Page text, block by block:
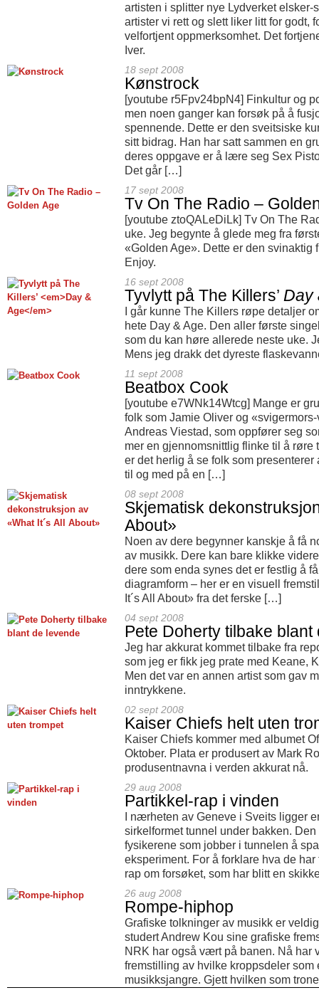
artisten i splitter nye Lydverket elsker-
artister vi rett og slett liker litt for godt,
velfortjent oppmerksomhet. Det
Iver.
18 sept 2008
Kønstrock
[youtube r5Fpv24bpN4] Finkultur og
men noen ganger kan forsøk på å
spennende. Dette er den sveitsiske
sitt bidrag. Han har satt sammen en
deres oppgave er å lære seg Sex
Det går […]
17 sept 2008
Tv On The Radio –
[youtube ztoQALeDiLk] Tv On The
uke. Jeg begynte å glede meg fra
«Golden Age». Dette er den svinaktig
Enjoy.
16 sept 2008
Tyvlytt på The Killers’ Day
I går kunne The Killers røpe detaljer
hete Day & Age. Den aller første
som du kan høre allerede neste uke.
Mens jeg drakk det dyreste
11 sept 2008
Beatbox Cook
[youtube e7WNk14Wtcg] Mange er
folk som Jamie Oliver og
Andreas Viestad, som oppfører seg
mer en gjennomsnittlig flinke til å røre
er det herlig å se folk som
til og med på en […]
08 sept 2008
Skjematisk
About»
Noen av dere begynner kanskje å få
av musikk. Dere kan bare klikke
dere som enda synes det er festlig å
diagramform – her er en visuell
It´s All About» fra det ferske […]
04 sept 2008
Pete Doherty tilbake blant
Jeg har akkurat kommet tilbake fra
som jeg er fikk jeg prate med Keane,
Men det var en annen artist som gav
inntrykkene.
02 sept 2008
Kaiser Chiefs helt uten
Kaiser Chiefs kommer med albumet
Oktober. Plata er produsert av Mark
produsentnavna i verden akkurat nå.
29 aug 2008
Partikkel-rap i vinden
I nærheten av Geneve i Sveits ligger
sirkelformet tunnel under bakken.
fysikerene som jobber i tunnelen å
eksperiment. For å forklare hva de
rap om forsøket, som har blitt en
26 aug 2008
Rompe-hiphop
Grafiske tolkninger av musikk er
studert Andrew Kou sine grafiske
NRK har også vært på banen. Nå har
fremstilling av hvilke kroppsdeler som
musikksjangre. Gjett hvilken som